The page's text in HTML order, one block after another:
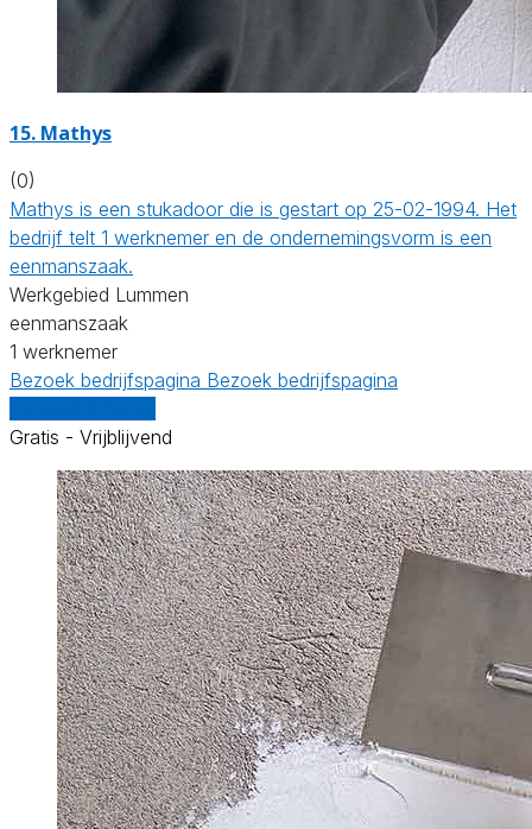
15. Mathys
(0)
Mathys is een stukadoor die is gestart op 25-02-1994. Het
bedrijf telt 1 werknemer en de ondernemingsvorm is een
eenmanszaak.
Werkgebied Lummen
eenmanszaak
1 werknemer
Bezoek bedrijfspagina Bezoek bedrijfspagina
Gratis - Vrijblijvend